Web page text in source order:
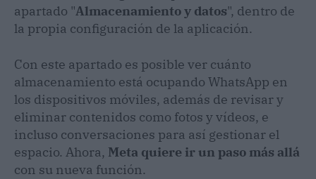
apartado "Almacenamiento y datos", dentro de
la propia configuración de la aplicación.
Con este apartado es posible ver cuánto
almacenamiento está ocupando WhatsApp en
los dispositivos móviles, además de revisar y
eliminar contenidos como fotos y vídeos, e
incluso conversaciones para así gestionar el
espacio. Ahora, Meta quiere ir un paso más allá
con su nueva función.